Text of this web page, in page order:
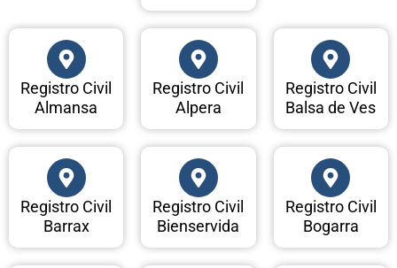
Registro Civil
Almansa
Registro Civil
Alpera
Registro Civil
Balsa de Ves
Registro Civil
Barrax
Registro Civil
Bienservida
Registro Civil
Bogarra